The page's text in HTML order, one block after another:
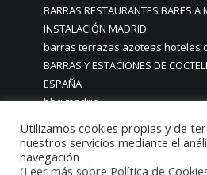
BARRAS RESTAURANTES BARES A
INSTALACIÓN MADRID
barras terrazas azoteas hoteles
BARRAS Y ESTACIONES DE
ESPAÑA
bbq madrid
BODEGAS PARA CASAS
BOTELLERO CAVA DE VINOS A
Utilizamos cookies propias y de
nuestros servicios mediante el
navegación
(Leer más sobre Política de